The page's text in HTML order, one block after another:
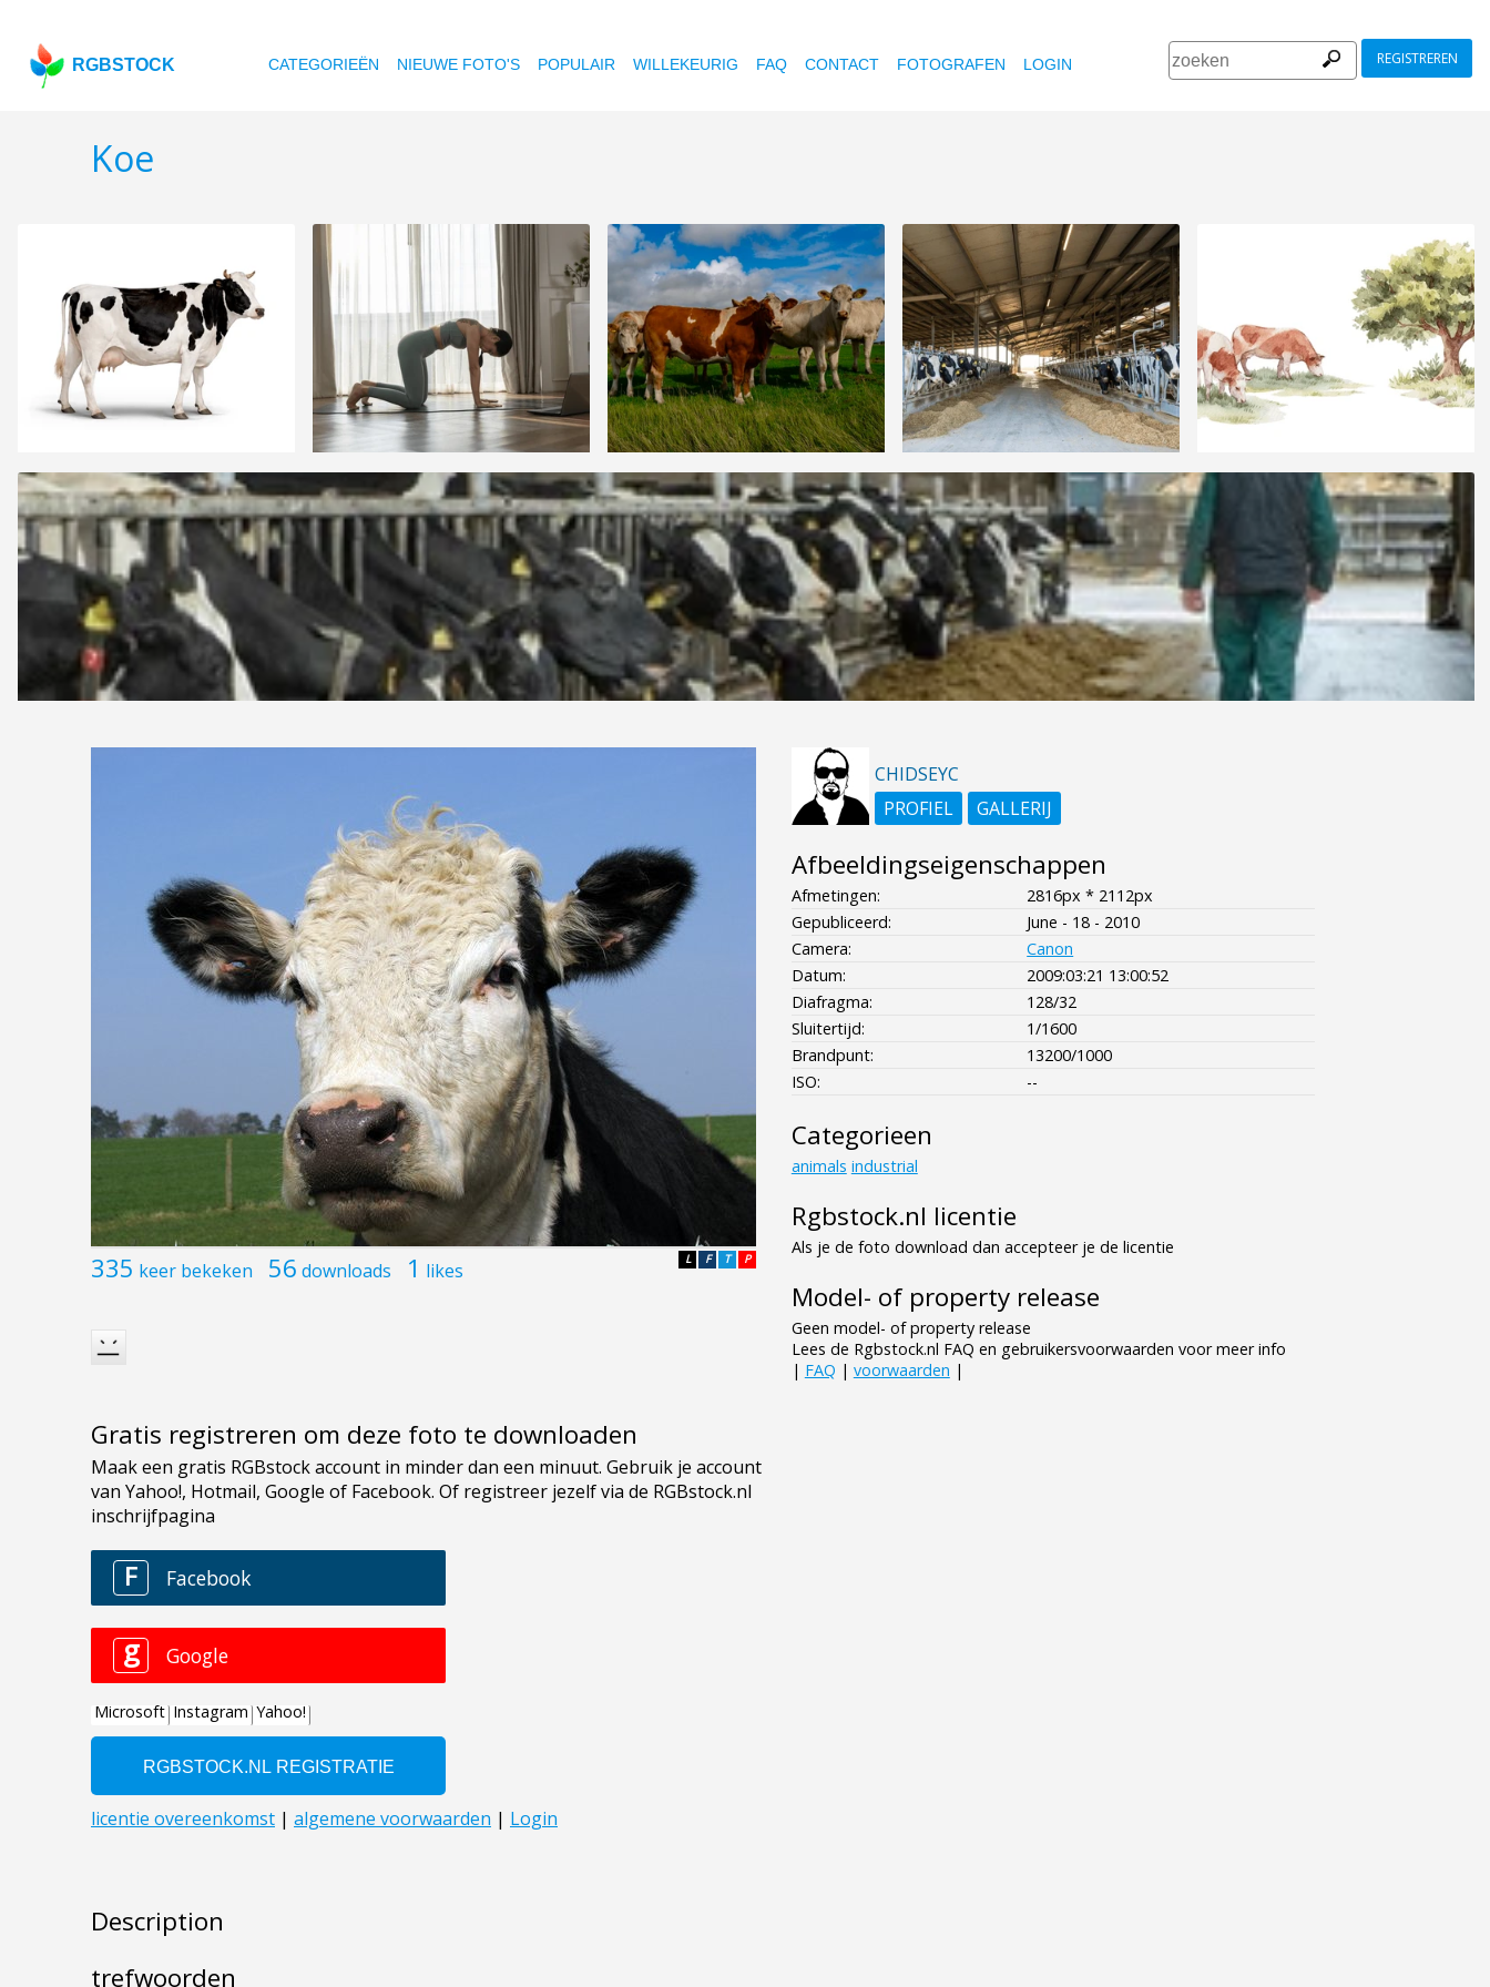
RGBSTOCK CATEGORIEËN NIEUWE FOTO'S POPULAIR WILLEKEURIG FAQ CONTACT FOTOGRAFEN LOGIN REGISTREREN
Koe
335 keer bekeken 56 downloads 1 likes P
T
F
L
Gratis registreren om deze foto te downloaden
Description
trefwoorden
CHIDSEYC
PROFIEL
GALLERIJ
Afbeeldingseigenschappen
Afmetingen:
2816px * 2112px
Gepubliceerd:
June - 18 - 2010
Camera:
Canon
Datum:
2009:03:21 13:00:52
Diafragma:
128/32
Sluitertijd:
1/1600
Brandpunt:
13200/1000
ISO:
--
Categorieen
animals industrial
Rgbstock.nl licentie
Als je de foto download dan accepteer je de licentie
Model- of property release
Geen model- of property release
Lees de Rgbstock.nl FAQ en gebruikersvoorwaarden voor meer info
| FAQ | voorwaarden |